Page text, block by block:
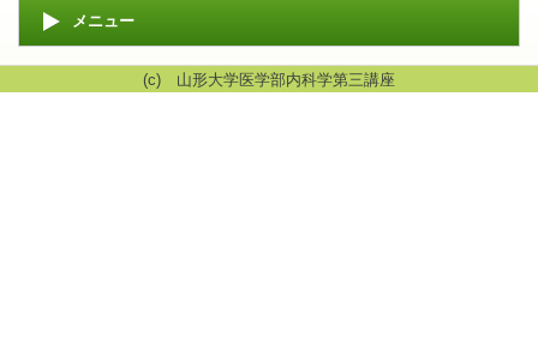
メニュー
(c) 山形大学医学部内科学第三講座